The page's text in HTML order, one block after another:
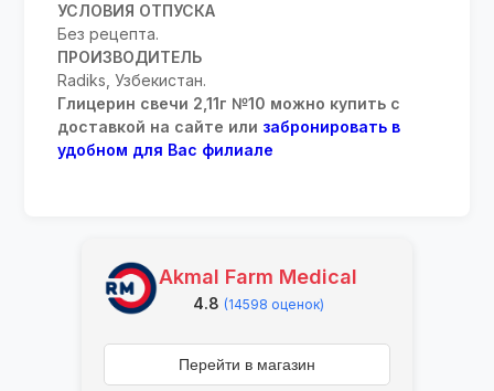
УСЛОВИЯ ОТПУСКА
Без рецепта.
ПРОИЗВОДИТЕЛЬ
Radiks, Узбекистан.
Глицерин свечи 2,11г №10 можно купить с
доставкой на сайте или забронировать в
удобном для Вас филиале
Akmal Farm Medical
4.8 (14598 оценок)
Перейти в магазин